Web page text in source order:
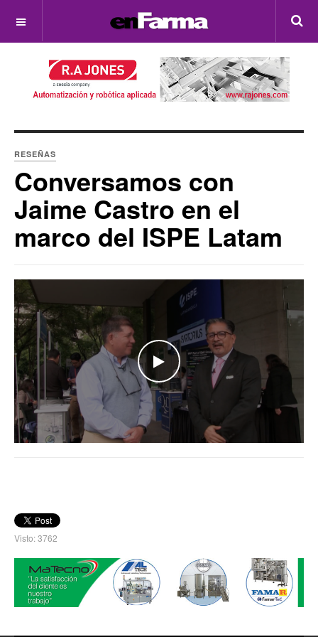
OFF CANVAS
RESEÑAS
Conversamos con
Jaime Castro en el
marco del ISPE Latam
WATCH THE VIDEO
Visto: 3762